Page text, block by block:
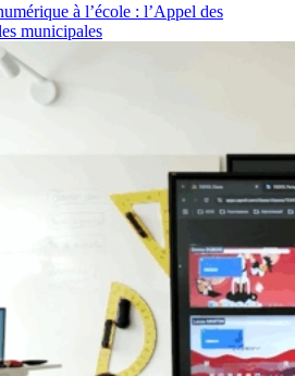
à l’école : l’Appel des
municipales